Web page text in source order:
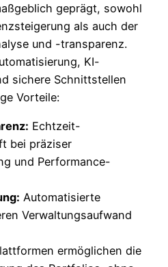
geprägt, sowohl
als auch der
und -transparenz.
KI-
sichere Schnittstellen
Vorteile:
Echtzeit-
bei präziser
und Performance-
Automatisierte
Verwaltungsaufwand
ermöglichen die